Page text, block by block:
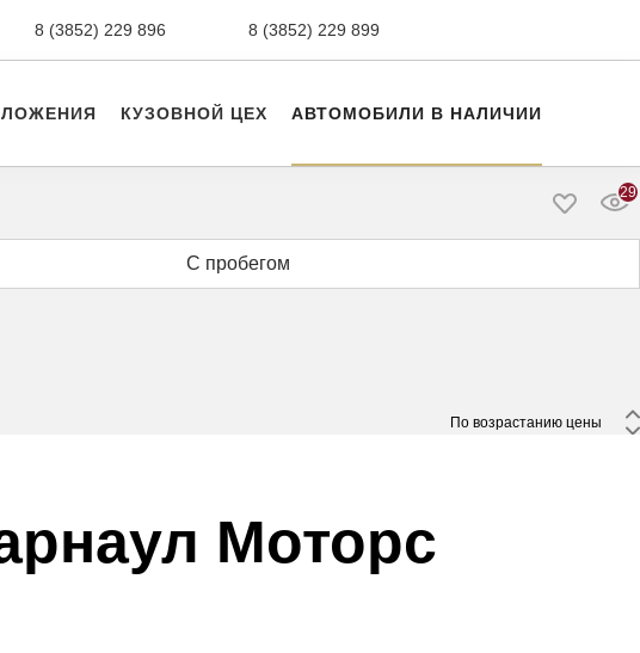
8 (3852) 229 896 8 (3852) 229 899
КУЗОВНОЙ ЦЕХ АВТОМОБИЛИ В НАЛИЧИИ
29
С пробегом
Моторс